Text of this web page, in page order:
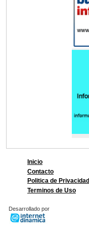
Inicio
Contacto
Politica de Privacidad
Terminos de Uso
Desarrollado por